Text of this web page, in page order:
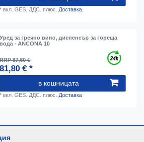
*вкл. GES. ДДС. плюс. Доставка
Уред за греяно вино, диспенсър за гореща
вода - ANCONA 10
RRP 87,60 €
81,80 € *
в кошницата
*вкл. GES. ДДС. плюс.Доставка